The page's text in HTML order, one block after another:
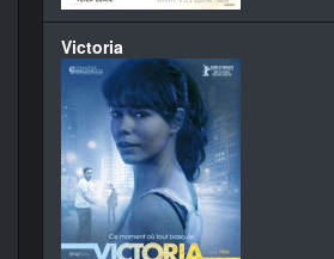
Victoria